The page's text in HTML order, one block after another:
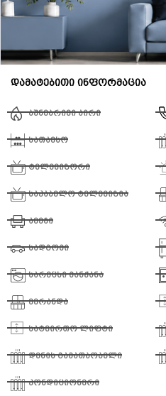
დამატებითი ინფორმაცია
ბუნებრივი აირი
სათავსო
ტელევიზორი
საკაბელო ტელევიზია
ავეჯი
სადგომი
სარეცხი მანქანა
ვერანდა
სატვირთო ლიფტი
დენის გამათბობელი
კონდიციონერი